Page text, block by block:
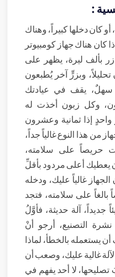
:
أو كان دخلها كبيراً، وهناك
كان هناك جهاز كومبيوتر
بألف ليرة، يظهر على
وبزرٍّ آخر يُطبعون
سهلٌ، يقف في عيادتك
وكل زبون أخذت له
واحدٍ إذا ثمانية وعشرون
من هذا النوع غالياً جداً،
حريصاً على سلامته،
يعطيك أعلى مردود بأقلِّ
غالياً عليك، ودخله
على سلامته، فتجد
جديداً، آلة حديثة، فأوَّلُ
التصنيع، أرجو أنْ
يستعمله بالخطأ، لماذا
غالية عليك، وصعب أن
لا أحد يفهم في